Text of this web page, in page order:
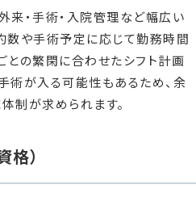
来・手術・入院管理など幅広い
数や手術予定に応じて勤務時間
との繁閑に合わせたシフト計画
術が入る可能性もあるため、余
制が求められます。
）